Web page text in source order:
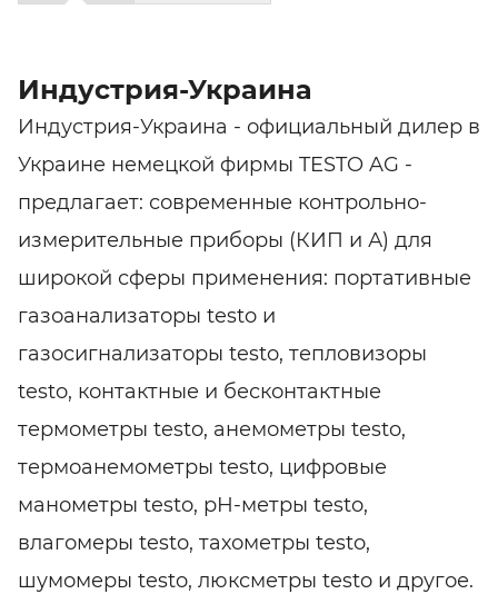
Индустрия-Украина
Индустрия-Украина - официальный дилер в
Украине немецкой фирмы TESTO AG -
предлагает: современные контрольно-
измерительные приборы (КИП и А) для
широкой сферы применения: портативные
газоанализаторы testo и
газосигнализаторы testo, тепловизоры
testo, контактные и бесконтактные
термометры testo, анемометры testo,
термоанемометры testo, цифровые
манометры testo, рН-метры testo,
влагомеры testo, тахометры testo,
шумомеры testo, люксметры testo и другое.